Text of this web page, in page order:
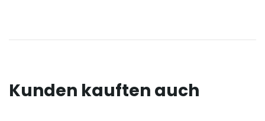
Kunden kauften auch